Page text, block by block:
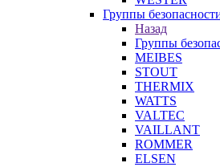
Группы
Назад
Группы
MEIBES
STOUT
THERMIX
WATTS
VALTEC
VAILLANT
ROMMER
ELSEN